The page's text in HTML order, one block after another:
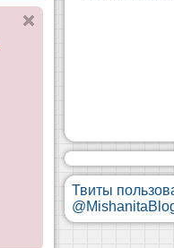
ск
Твиты